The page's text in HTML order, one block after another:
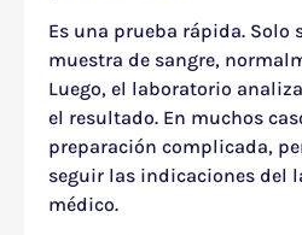
Es una prueba rápida. Solo
muestra de sangre,
Luego, el laboratorio
el resultado. En muchos
preparación complicada,
seguir las indicaciones del
médico.